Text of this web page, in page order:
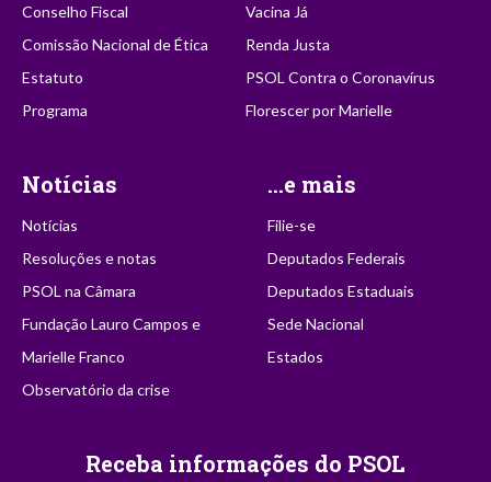
Conselho Fiscal
Comissão Nacional de Ética
Estatuto
Programa
Vacina Já
Renda Justa
PSOL Contra o Coronavírus
Florescer por Marielle
Notícias
Notícias
Resoluções e notas
PSOL na Câmara
Fundação Lauro Campos e
Marielle Franco
Observatório da crise
...e mais
Filie-se
Deputados Federais
Deputados Estaduais
Sede Nacional
Estados
Receba informações do PSOL